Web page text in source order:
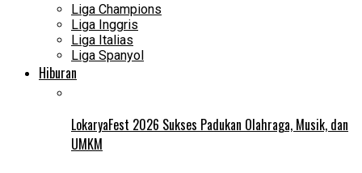
Liga Champions
Liga Inggris
Liga Italias
Liga Spanyol
Hiburan
LokaryaFest 2026 Sukses Padukan Olahraga, Musik, dan
UMKM